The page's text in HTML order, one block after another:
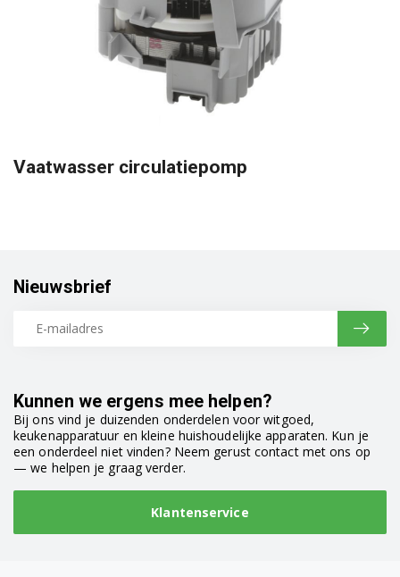
Vaatwasser circulatiepomp
Kunnen we ergens mee helpen?
Bij ons vind je duizenden onderdelen voor witgoed,
keukenapparatuur en kleine huishoudelijke apparaten. Kun je
een onderdeel niet vinden? Neem gerust contact met ons op
— we helpen je graag verder.
Klantenservice
Nieuwsbrief